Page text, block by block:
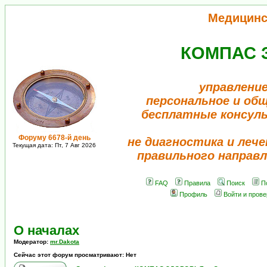
Форуму 6678-й день
Текущая дата: Пт, 7 Авг 2026
КОМПАС
персональное и
бесплатные
не диагностика и
правильного
FAQ Правила Поиск
Профиль
Войти и
О началах
Модератор: mr.Dakota
Сейчас этот форум просматривают: Нет